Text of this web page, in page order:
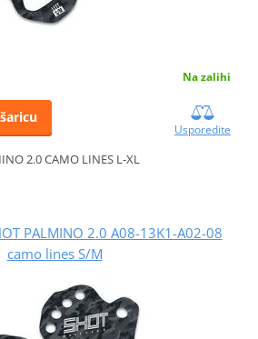
Na zalihi
Usporedite
2.0 CAMO LINES L-XL
PALMINO 2.0 A08-13K1-A02-08
camo lines S/M